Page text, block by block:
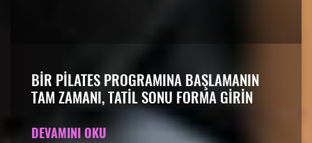
BIR PILATES PROGRAMINA BAŞLAMANIN
TAM ZAMANI, TATIL SONU FORMA GIRIN
DEVAMINI OKU